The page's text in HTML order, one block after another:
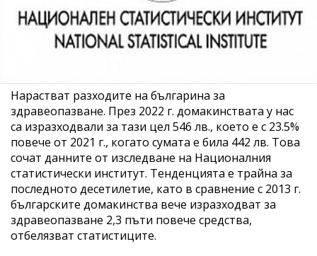
Нарастват разходите на българина за
здравеопазване. През 2022 г. домакинствата у нас
са изразходвали за тази цел 546 лв., което е с 23.5%
повече от 2021 г., когато сумата е била 442 лв. Това
сочат данните от изследване на Националния
статистически институт. Тенденцията е трайна за
последното десетилетие, като в сравнение с 2013 г.
българските домакинства вече изразходват за
здравеопазване 2,3 пъти повече средства,
отбелязват статистиците.